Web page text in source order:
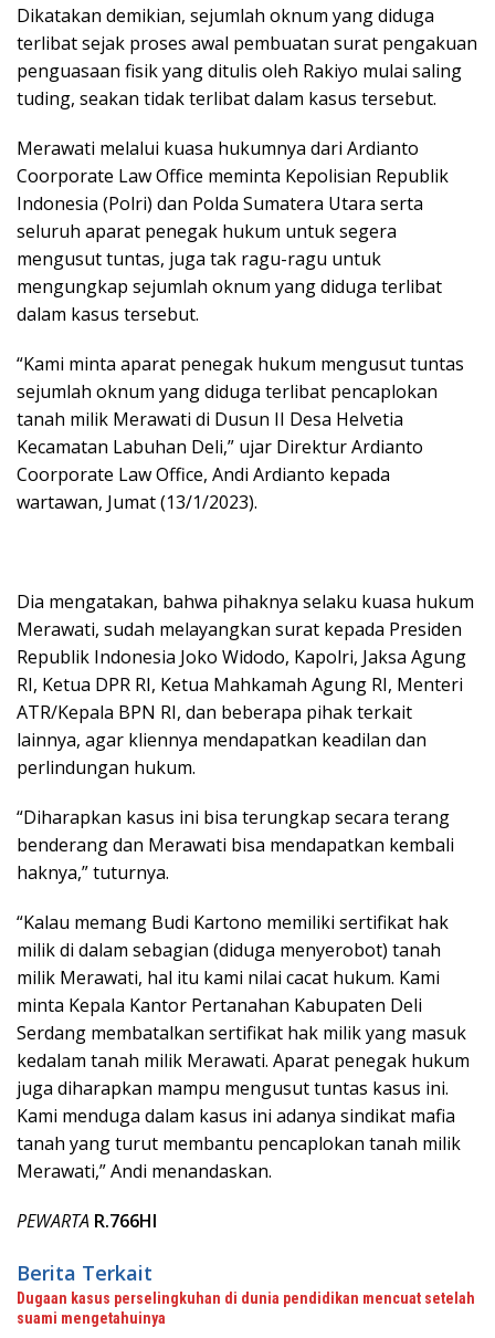
Dikatakan demikian, sejumlah oknum yang diduga
terlibat sejak proses awal pembuatan surat pengakuan
penguasaan fisik yang ditulis oleh Rakiyo mulai saling
tuding, seakan tidak terlibat dalam kasus tersebut.
Merawati melalui kuasa hukumnya dari Ardianto
Coorporate Law Office meminta Kepolisian Republik
Indonesia (Polri) dan Polda Sumatera Utara serta
seluruh aparat penegak hukum untuk segera
mengusut tuntas, juga tak ragu-ragu untuk
mengungkap sejumlah oknum yang diduga terlibat
dalam kasus tersebut.
“Kami minta aparat penegak hukum mengusut tuntas
sejumlah oknum yang diduga terlibat pencaplokan
tanah milik Merawati di Dusun II Desa Helvetia
Kecamatan Labuhan Deli,” ujar Direktur Ardianto
Coorporate Law Office, Andi Ardianto kepada
wartawan, Jumat (13/1/2023).
Dia mengatakan, bahwa pihaknya selaku kuasa hukum
Merawati, sudah melayangkan surat kepada Presiden
Republik Indonesia Joko Widodo, Kapolri, Jaksa Agung
RI, Ketua DPR RI, Ketua Mahkamah Agung RI, Menteri
ATR/Kepala BPN RI, dan beberapa pihak terkait
lainnya, agar kliennya mendapatkan keadilan dan
perlindungan hukum.
“Diharapkan kasus ini bisa terungkap secara terang
benderang dan Merawati bisa mendapatkan kembali
haknya,” tuturnya.
“Kalau memang Budi Kartono memiliki sertifikat hak
milik di dalam sebagian (diduga menyerobot) tanah
milik Merawati, hal itu kami nilai cacat hukum. Kami
minta Kepala Kantor Pertanahan Kabupaten Deli
Serdang membatalkan sertifikat hak milik yang masuk
kedalam tanah milik Merawati. Aparat penegak hukum
juga diharapkan mampu mengusut tuntas kasus ini.
Kami menduga dalam kasus ini adanya sindikat mafia
tanah yang turut membantu pencaplokan tanah milik
Merawati,” Andi menandaskan.
PEWARTA R.766HI
Berita Terkait
Dugaan kasus perselingkuhan di dunia pendidikan mencuat setelah
suami mengetahuinya